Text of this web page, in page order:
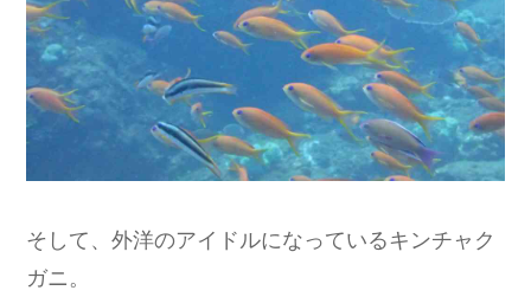
そして、外洋のアイドルになっているキンチャク
ガニ。